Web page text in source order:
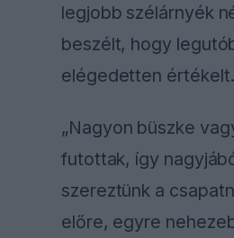
legjobb szélárnyék
beszélt, hogy
elégedetten értékelt.
„Nagyon büszke
futottak, így
szereztünk a
előre, egyre